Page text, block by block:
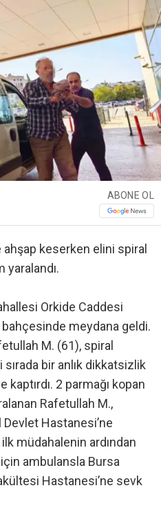
ABONE OL
ahşap keserken elini spiral
yaralandı.
Orkide Caddesi
meydana geldi.
M. (61), spiral
bir anlık dikkatsizlik
2 parmağı kopan
Rafetullah M.,
Devlet Hastanesi’ne
müdahalenin ardından
ambulansla Bursa
Hastanesi’ne sevk